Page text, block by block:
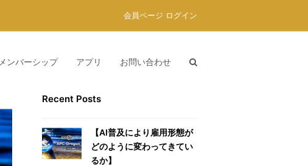
会員ページ ログイン
メンバーシップ アプリ お問い合わせ
Recent Posts
【AI普及により雇用形態が
どのように変わってきてい
るか】